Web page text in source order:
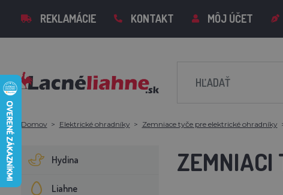
REKLAMÁCIE KONTAKT MÔJ ÚČET
Domov Elektrické ohradníky Zemniace tyče pre elektrické ohradníky
Hydina
Liahne
ZEMNIACI